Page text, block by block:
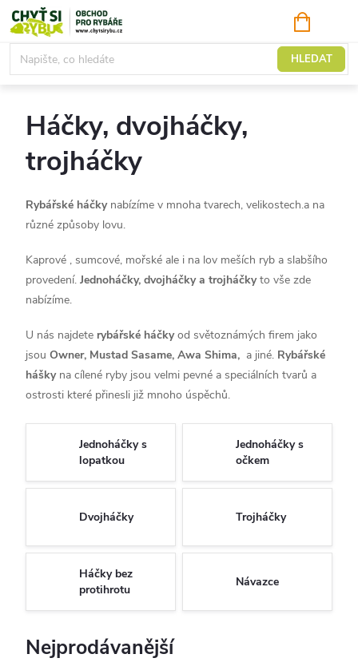
Přejít
na
obsah
HLEDAT
KOŠÍK
Bižuterie
Háčky, dvojháčky,
trojháčky
Rybářské háčkynabízíme v mnoha tvarech, velikostech.a na
různé způsoby lovu.
Kaprové , sumcové, mořské ale i na lov meších ryb a slabšího
provedení. Jednoháčky, dvojháčky a trojháčkyto vše zde
nabízíme.
U nás najdete rybářské háčkyod světoznámých firem jako
jsou Owner, Mustad Sasame, Awa Shima, a jiné. Rybářské
háškyna cílené ryby jsou velmi pevné a speciálních tvarů a
ostrosti které přinesli již mnoho úspěchů.
Jednoháčky s
lopatkou
Jednoháčky s
očkem
Dvojháčky Trojháčky
Háčky bez
protihrotu
Návazce
Nejprodávanější